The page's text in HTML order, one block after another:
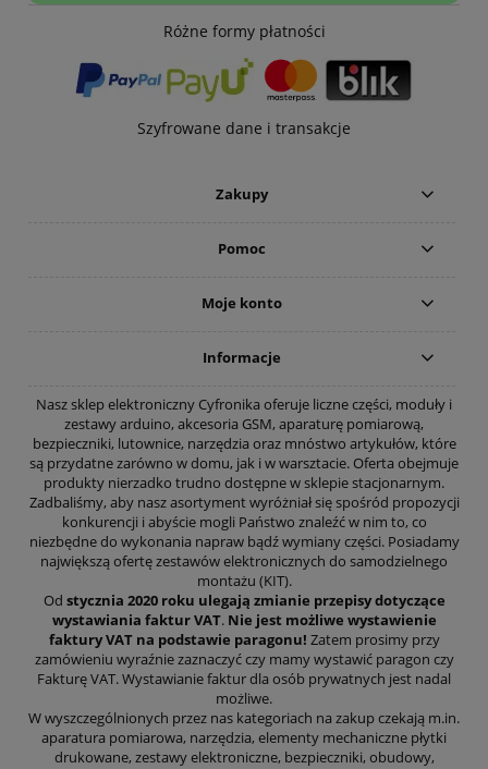
Różne formy płatności
Szyfrowane dane i transakcje
Zakupy
Pomoc
Moje konto
Informacje
Nasz sklep elektroniczny Cyfronika oferuje liczne części, moduły i
zestawy arduino, akcesoria GSM, aparaturę pomiarową,
bezpieczniki, lutownice, narzędzia oraz mnóstwo artykułów, które
są przydatne zarówno w domu, jak i w warsztacie. Oferta obejmuje
produkty nierzadko trudno dostępne w sklepie stacjonarnym.
Zadbaliśmy, aby nasz asortyment wyróżniał się spośród propozycji
konkurencji i abyście mogli Państwo znaleźć w nim to, co
niezbędne do wykonania napraw bądź wymiany części. Posiadamy
największą ofertę zestawów elektronicznych do samodzielnego
montażu (KIT).
Od stycznia 2020 roku ulegają zmianie przepisy dotyczące
wystawiania faktur VAT. Nie jest możliwe wystawienie
faktury VAT na podstawie paragonu! Zatem prosimy przy
zamówieniu wyraźnie zaznaczyć czy mamy wystawić paragon czy
Fakturę VAT. Wystawianie faktur dla osób prywatnych jest nadal
możliwe.
W wyszczególnionych przez nas kategoriach na zakup czekają m.in.
aparatura pomiarowa, narzędzia, elementy mechaniczne płytki
drukowane, zestawy elektroniczne, bezpieczniki, obudowy,